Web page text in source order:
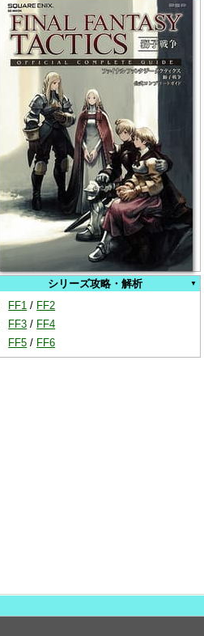
シリーズ攻略・解析
FF1 / FF2
FF3 / FF4
FF5 / FF6